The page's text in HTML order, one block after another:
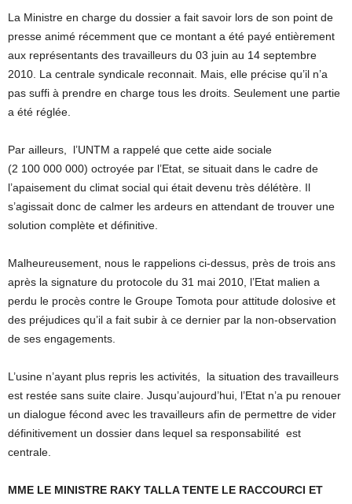
La Ministre en charge du dossier a fait savoir lors de son point de
presse animé récemment que ce montant a été payé entièrement
aux représentants des travailleurs du 03 juin au 14 septembre
2010. La centrale syndicale reconnait. Mais, elle précise qu’il n’a
pas suffi à prendre en charge tous les droits. Seulement une partie
a été réglée.
Par ailleurs, l’UNTM a rappelé que cette aide sociale
(2 100 000 000) octroyée par l’Etat, se situait dans le cadre de
l’apaisement du climat social qui était devenu très délétère. Il
s’agissait donc de calmer les ardeurs en attendant de trouver une
solution complète et définitive.
Malheureusement, nous le rappelions ci-dessus, près de trois ans
après la signature du protocole du 31 mai 2010, l’Etat malien a
perdu le procès contre le Groupe Tomota pour attitude dolosive et
des préjudices qu’il a fait subir à ce dernier par la non-observation
de ses engagements.
L’usine n’ayant plus repris les activités, la situation des travailleurs
est restée sans suite claire. Jusqu’aujourd’hui, l’Etat n’a pu renouer
un dialogue fécond avec les travailleurs afin de permettre de vider
définitivement un dossier dans lequel sa responsabilité est
centrale.
MME LE MINISTRE RAKY TALLA TENTE LE RACCOURCI ET